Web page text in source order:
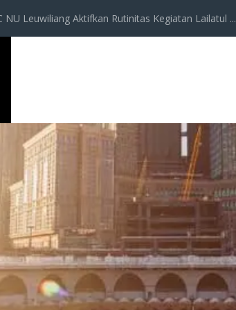
NU Leuwiliang Aktifkan Rutinitas Kegiatan Lailatul ...